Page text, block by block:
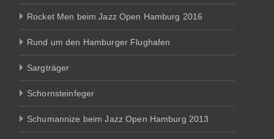
Rocket Men beim Jazz Open Hamburg 2016
Rund um den Hamburger Flughafen
Sargträger
Schornsteinfeger
Schumannize beim Jazz Open Hamburg 2013